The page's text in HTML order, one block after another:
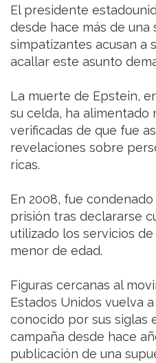
El presidente
desde hace más de una
simpatizantes acusan a
acallar este asunto
La muerte de Epstein,
su celda, ha alimentado
verificadas de que fue
revelaciones sobre
ricas.
En 2008, fue
prisión tras declararse
utilizado los servicios
menor de edad.
Figuras cercanas al
Estados Unidos vuelva
conocido por sus siglas
campaña desde hace
publicación de una